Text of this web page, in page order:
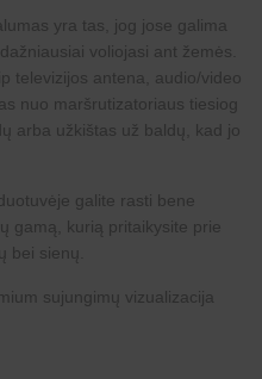
yra tas, jog jose galima
voliojasi ant žemės.
televizijos antena, audio/video
nuo maršrutizatoriaus tiesiog
arba užkištas už baldų, kad jo
galite rasti bene
gamą, kurią pritaikysite prie
bei sienų.